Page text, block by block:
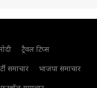
ट्रैवल टिप्स
समाचार
भाजपा समाचार